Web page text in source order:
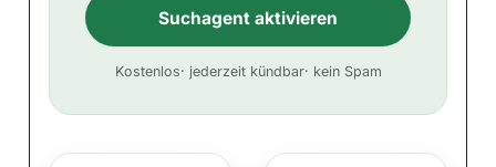
Suchagent aktivieren
t
Kostenlos· jederzeit kündbar· kein Spam